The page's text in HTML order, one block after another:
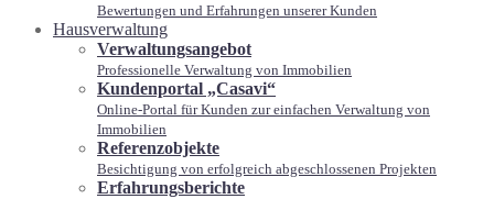
Bewertungen und Erfahrungen unserer Kunden
Hausverwaltung
Verwaltungsangebot
Professionelle Verwaltung von Immobilien
Kundenportal „Casavi“
Online-Portal für Kunden zur einfachen Verwaltung von
Immobilien
Referenzobjekte
Besichtigung von erfolgreich abgeschlossenen Projekten
Erfahrungsberichte